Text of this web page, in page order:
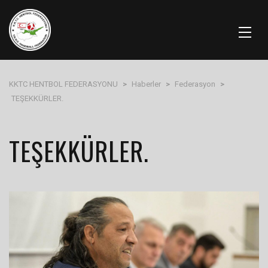
KKTC HENTBOL FEDERASYONU > Haberler > Federasyon
>
TEŞEKKÜRLER.
TEŞEKKÜRLER.